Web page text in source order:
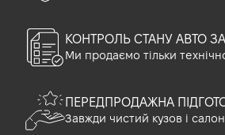
КОНТРОЛЬ СТАНУ АВТО
Ми продаємо тільки
ПЕРЕДПРОДАЖНА
Завжди чистий кузов і